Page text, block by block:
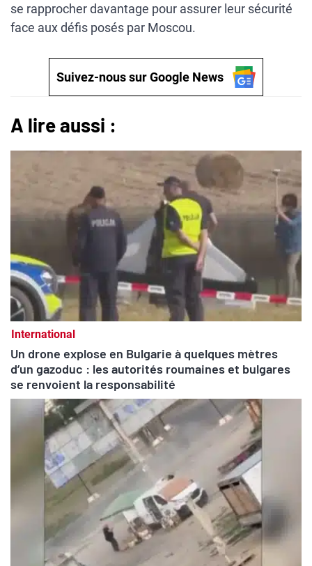
se rapprocher davantage pour assurer leur sécurité
face aux défis posés par Moscou.
Suivez-nous sur Google News
A lire aussi :
International
Un drone explose en Bulgarie à quelques mètres
d’un gazoduc : les autorités roumaines et bulgares
se renvoient la responsabilité